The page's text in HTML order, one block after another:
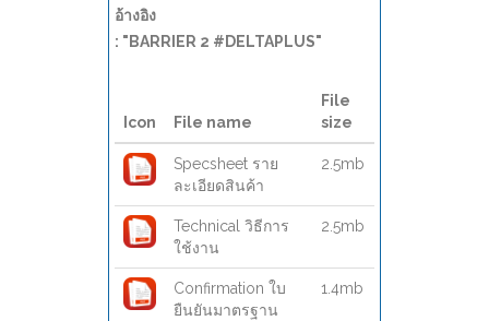
อ้างอิง
: "BARRIER 2 #DELTAPLUS"
Icon File name
File
size
Specsheet ราย
ละเอียดสินค้า
2.5mb
Technical วิธีการ
ใช้งาน
2.5mb
Confirmation ใบ
ยืนยันมาตรฐาน
1.4mb